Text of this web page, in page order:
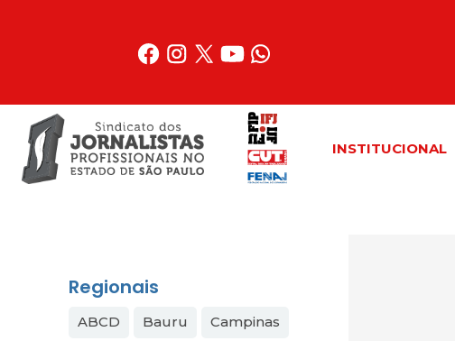
INSTITUCIONAL
Regionais
ABCD Bauru Campinas